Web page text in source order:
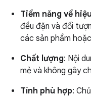
Tiềm năng về
đều đặn và đối
các sản phẩm
Chất lượng: Nội
mẻ và không gây
Tính phù hợp: